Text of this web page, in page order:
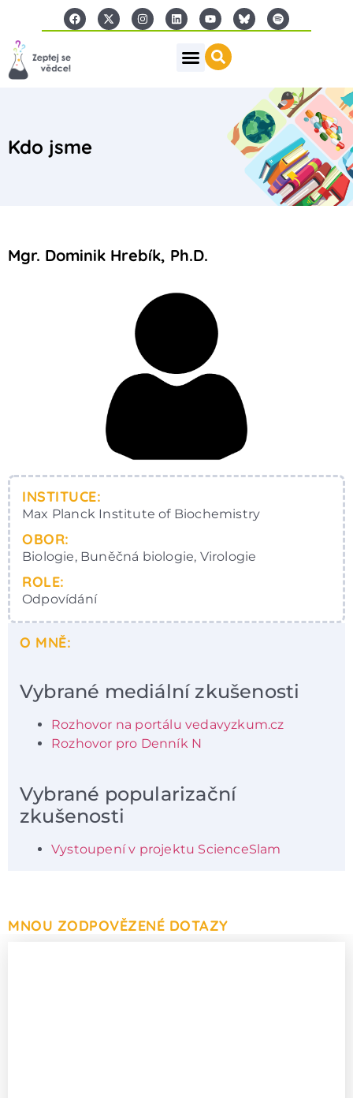
Kdo jsme
Mgr. Dominik Hrebík, Ph.D.
INSTITUCE:
Max Planck Institute of Biochemistry
OBOR:
Biologie, Buněčná biologie, Virologie
ROLE:
Odpovídání
O MNĚ:
Vybrané mediální zkušenosti
Rozhovor na portálu vedavyzkum.cz
Rozhovor pro Denník N
Vybrané popularizační
zkušenosti
Vystoupení v projektu ScienceSlam
MNOU ZODPOVĚZENÉ DOTAZY